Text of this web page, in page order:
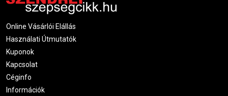
Online Vásárlói Elállás
Használati Útmutatók
Kuponok
Kapcsolat
Céginfo
Információk